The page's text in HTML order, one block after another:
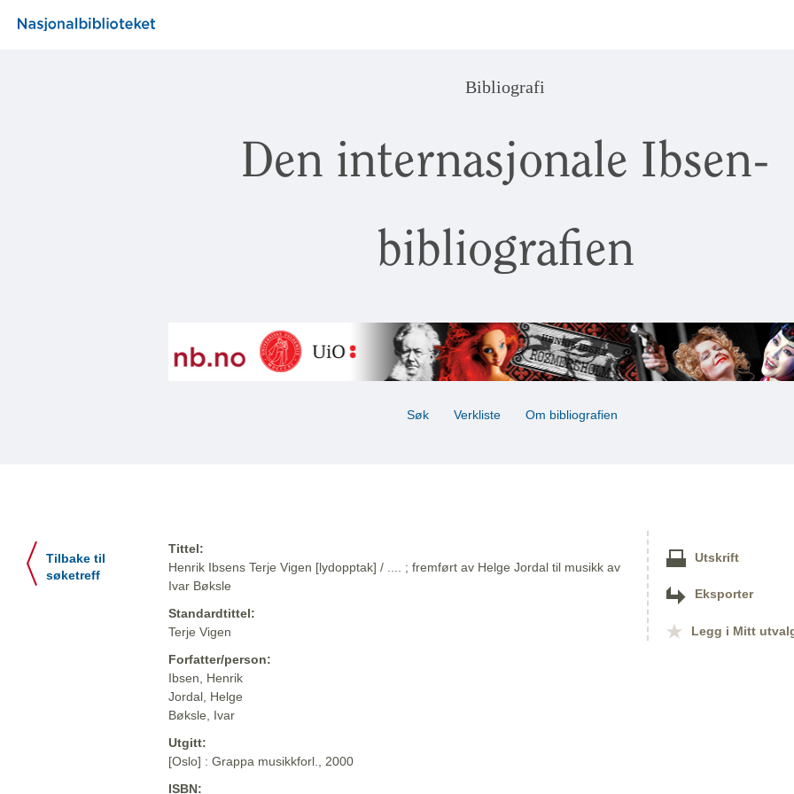
Bibliografi
Den internasjonale Ibsen-
bibliografien
Søk Verkliste Om bibliografien
Tilbake til
søketreff
Tittel:
Henrik Ibsens Terje Vigen [lydopptak] / .... ; fremført av Helge Jordal til musikk av
Ivar Bøksle
Standardtittel:
Terje Vigen
Forfatter/person:
Ibsen, Henrik
Jordal, Helge
Bøksle, Ivar
Utgitt:
[Oslo] : Grappa musikkforl., 2000
ISBN:
Utskrift
Eksporter
Legg i Mitt